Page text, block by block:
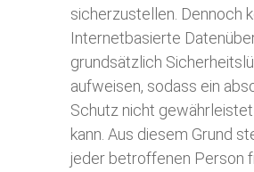
sicherzustellen. Dennoch
Internetbasierte
grundsätzlich
aufweisen, sodass ein
Schutz nicht
kann. Aus diesem Grund
jeder betroffenen Person